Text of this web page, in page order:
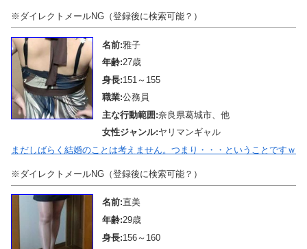
※ダイレクトメールNG（登録後に検索可能？）
名前:雅子
年齢:27歳
身長:151～155
職業:公務員
主な行動範囲:奈良県葛城市、他
女性ジャンル:ヤリマンギャル
まだしばらく結婚のことは考えません。つまり・・・ということですｗ
※ダイレクトメールNG（登録後に検索可能？）
名前:直美
年齢:29歳
身長:156～160